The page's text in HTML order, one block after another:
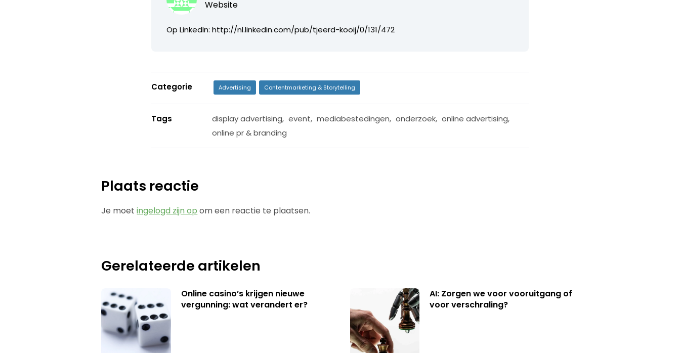
Website
Op LinkedIn: http://nl.linkedin.com/pub/tjeerd-kooij/0/131/472
Categorie Advertising Contentmarketing & Storytelling
Tags display advertising, event, mediabestedingen, onderzoek, online advertising,
online pr & branding
Plaats reactie
Je moetingelogd zijn op om een reactie te plaatsen.
Gerelateerde artikelen
Online casino’s krijgen nieuwe
vergunning: wat verandert er?
AI: Zorgen we voor vooruitgang of
voor verschraling?